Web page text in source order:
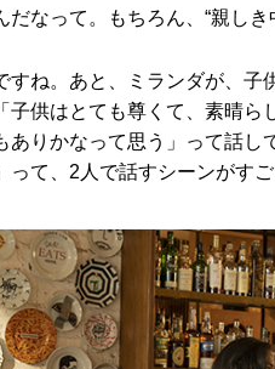
だなって。もちろん、“親しき
すね。あと、ミランダが、子
子供はとても尊くて、素晴
ありかなって思う」って話し
って、2人で話すシーンがす